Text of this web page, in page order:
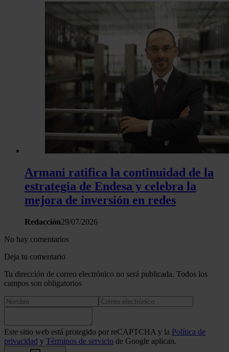
Armani ratifica la continuidad de la
estrategia de Endesa y celebra la
mejora de inversión en redes
Redacción29/07/2026
No hay comentarios
Deja tu comentario
Tu dirección de correo electrónico no será publicada. Todos los
campos son obligatorios
Este sitio web está protegido por reCAPTCHA y la Política de
privacidad y Términos de servicio de Google aplican.